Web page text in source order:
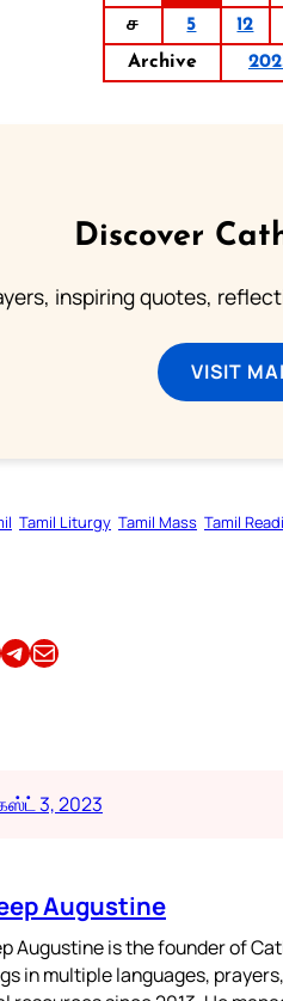
ச
5 12
Archive
Discover
inspiring quotes,
VISIT
Tamil Liturgy Tamil Mass Tamil
Share this article on TelegramEmail this Article
3, 2023
Augustine
Augustine is the founder of
in multiple languages,